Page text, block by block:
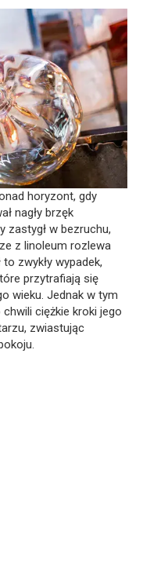
horyzont, gdy
nagły brzęk
zastygł w bezruchu,
z linoleum rozlewa
to zwykły wypadek,
przytrafiają się
wieku. Jednak w tym
chwili ciężkie kroki jego
zwiastując